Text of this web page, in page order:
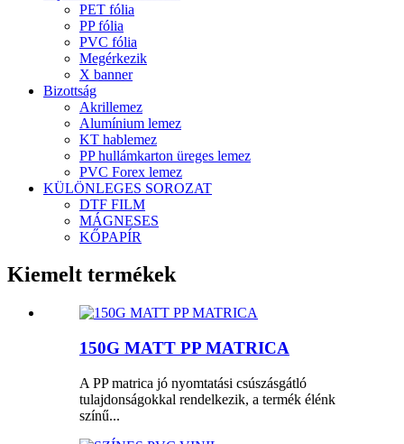
PET fólia
PP fólia
PVC fólia
Megérkezik
X banner
Bizottság
Akrillemez
Alumínium lemez
KT hablemez
PP hullámkarton üreges lemez
PVC Forex lemez
KÜLÖNLEGES SOROZAT
DTF FILM
MÁGNESES
KŐPAPÍR
Kiemelt termékek
150G MATT PP MATRICA
A PP matrica jó nyomtatási csúszásgátló
tulajdonságokkal rendelkezik, a termék élénk
színű...